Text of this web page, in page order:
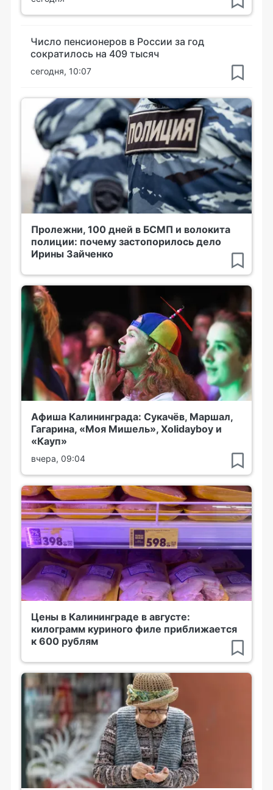
Число пенсионеров в России за год
сократилось на 409 тысяч
сегодня, 10:07
Пролежни, 100 дней в БСМП и волокита
полиции: почему застопорилось дело
Ирины Зайченко
Афиша Калининграда: Сукачёв, Маршал,
Гагарина, «Моя Мишель», Xolidayboy и
«Кауп»
вчера, 09:04
Цены в Калининграде в августе:
килограмм куриного филе приближается
к 600 рублям